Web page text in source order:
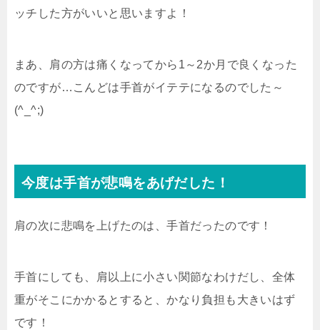
ッチした方がいいと思いますよ！
まあ、肩の方は痛くなってから1～2か月で良くなった
のですが…こんどは手首がイテテになるのでした～
(^_^;)
今度は手首が悲鳴をあげだした！
肩の次に悲鳴を上げたのは、手首だったのです！
手首にしても、肩以上に小さい関節なわけだし、全体
重がそこにかかるとすると、かなり負担も大きいはず
です！